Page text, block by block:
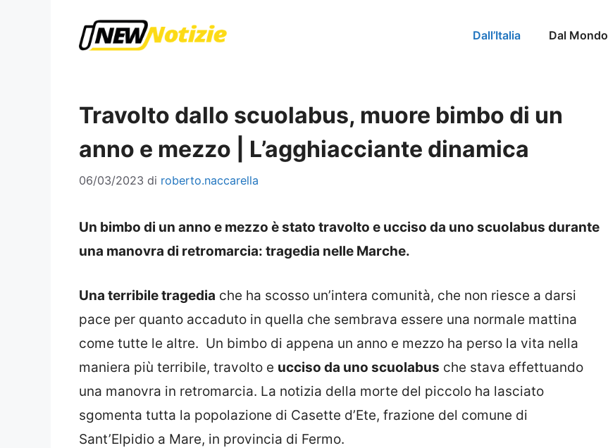
Dall’Italia Dal Mondo
Travolto dallo scuolabus, muore bimbo di un
anno e mezzo | L’agghiacciante dinamica
06/03/2023 di roberto.naccarella
Un bimbo di un anno e mezzo è stato travolto e ucciso da uno scuolabus durante
una manovra di retromarcia: tragedia nelle Marche.
Una terribile tragedia che ha scosso un’intera comunità, che non riesce a darsi
pace per quanto accaduto in quella che sembrava essere una normale mattina
come tutte le altre. Un bimbo di appena un anno e mezzo ha perso la vita nella
maniera più terribile, travolto e ucciso da uno scuolabus che stava effettuando
una manovra in retromarcia. La notizia della morte del piccolo ha lasciato
sgomenta tutta la popolazione di Casette d’Ete, frazione del comune di
Sant’Elpidio a Mare, in provincia di Fermo.